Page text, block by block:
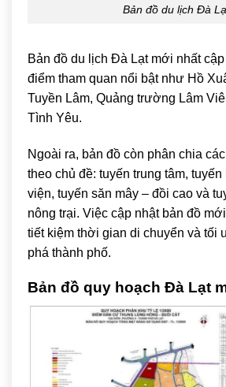
Bản đồ du lịch Đà
Bản đồ du lịch Đà Lạt mới nhất
điểm tham quan nổi bật như Hồ
Tuyền Lâm, Quảng trường Lâm
Tình Yêu.
Ngoài ra, bản đồ còn phân chia
theo chủ đề: tuyến trung tâm,
viện, tuyến săn mây – đồi cao và
nông trại. Việc cập nhật bản đồ
tiết kiệm thời gian di chuyển và tối
phá thành phố.
Bản đồ quy hoạch Đà Lạt